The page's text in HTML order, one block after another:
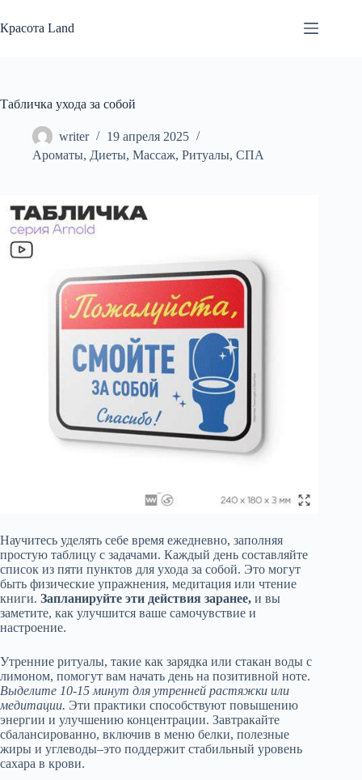
к
сути
Красота Land
Табличка ухода за собой
writer
19 апреля 2025
Ароматы, Диеты, Массаж, Ритуалы, СПА
Научитесь уделять себе время ежедневно, заполняя
простую таблицу с задачами. Каждый день составляйте
список из пяти пунктов для ухода за собой. Это могут
быть физические упражнения, медитация или чтение
книги. Запланируйте эти действия заранее, и вы
заметите, как улучшится ваше самочувствие и
настроение.
Утренние ритуалы, такие как зарядка или стакан воды с
лимоном, помогут вам начать день на позитивной ноте.
Выделите 10-15 минут для утренней растяжки или
медитации. Эти практики способствуют повышению
энергии и улучшению концентрации. Завтракайте
сбалансированно, включив в меню белки, полезные
жиры и углеводы–это поддержит стабильный уровень
сахара в крови.